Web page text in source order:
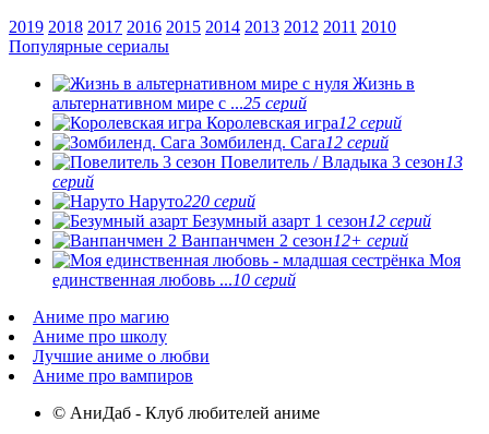
2019 2018 2017 2016 2015 2014 2013 2012 2011 2010
Популярные сериалы
Жизнь в
альтернативном мире с ...25 серий
Королевская игра12 серий
Зомбиленд. Сага12 серий
Повелитель / Владыка 3 сезон13
серий
Наруто220 серий
Безумный азарт 1 сезон12 серий
Ванпанчмен 2 сезон12+ серий
Моя
единственная любовь ...10 серий
Аниме про магию
Аниме про школу
Лучшие аниме о любви
Аниме про вампиров
© АниДаб - Клуб любителей аниме